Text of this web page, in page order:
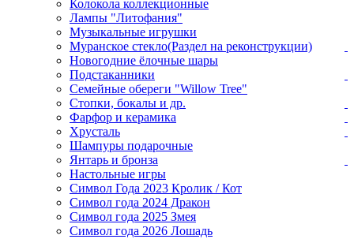
Колокола коллекционные
Лампы "Литофания"
Музыкальные игрушки
Муранское стекло(Раздел на реконструкции)
Новогодние ёлочные шары
Подстаканники
Семейные обереги "Willow Tree"
Стопки, бокалы и др.
Фарфор и керамика
Хрусталь
Шампуры подарочные
Янтарь и бронза
Настольные игры
Символ Года 2023 Кролик / Кот
Символ года 2024 Дракон
Символ года 2025 Змея
Символ года 2026 Лошадь